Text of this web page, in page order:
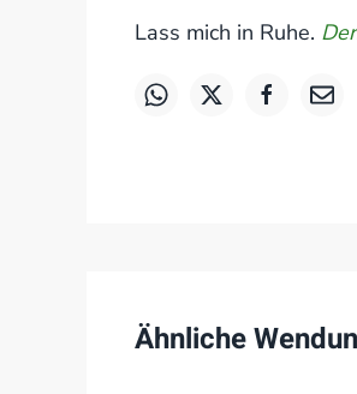
Lass mich in Ruhe.
Ähnliche